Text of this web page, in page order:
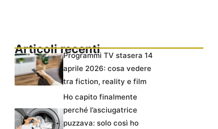
Articoli recentiProgrammi TV stasera 14
aprile 2026: cosa vedere
tra fiction, reality e film
Ho capito finalmente
perché l’asciugatrice
puzzava: solo così ho